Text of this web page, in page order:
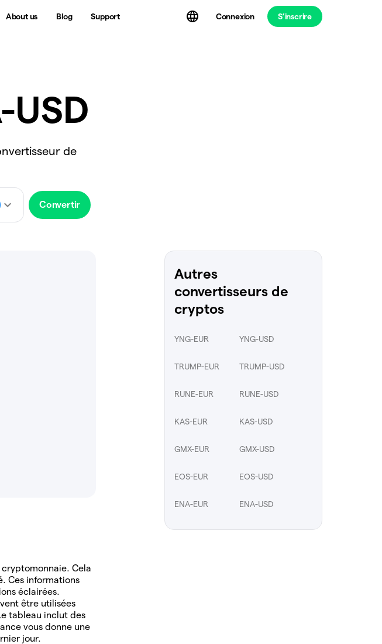
About us Blog Support Connexion S’inscrire
de
Convertir
Cela
Ces informations
éclairées.
être utilisées
tableau inclut des
vous donne une
jour.
Autres
convertisseurs de
cryptos
YNG-EUR YNG-USD
TRUMP-EUR TRUMP-USD
RUNE-EUR RUNE-USD
KAS-EUR KAS-USD
GMX-EUR GMX-USD
EOS-EUR EOS-USD
ENA-EUR ENA-USD